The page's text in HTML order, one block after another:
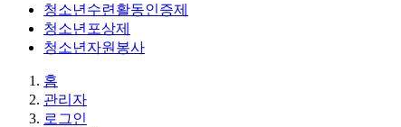
청소년수련활동인증제
청소년포상제
청소년자원봉사
홈
관리자
로그인